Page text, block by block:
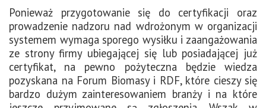
Ponieważ przygotowanie się do certyfikacji oraz
prowadzenie nadzoru nad wdrożonym w organizacji
systemem wymaga sporego wysiłku i zaangażowania
ze strony firmy ubiegającej się lub posiadającej już
certyfikat, na pewno pożyteczna będzie wiedza
pozyskana na Forum Biomasy i RDF, które cieszy się
bardzo dużym zainteresowaniem branży i na które